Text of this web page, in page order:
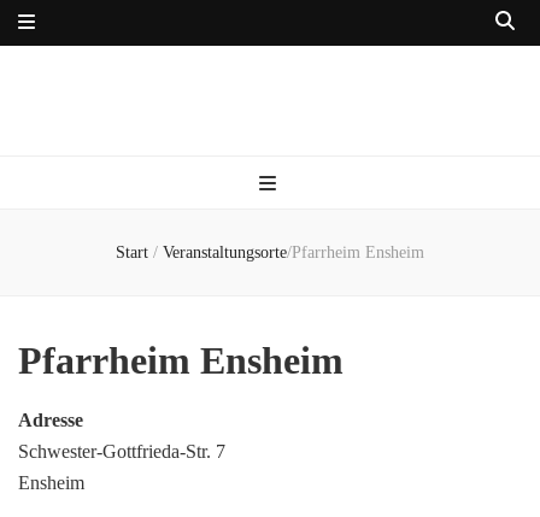
Start / Veranstaltungsorte/Pfarrheim Ensheim
Pfarrheim Ensheim
Adresse
Schwester-Gottfrieda-Str. 7
Ensheim